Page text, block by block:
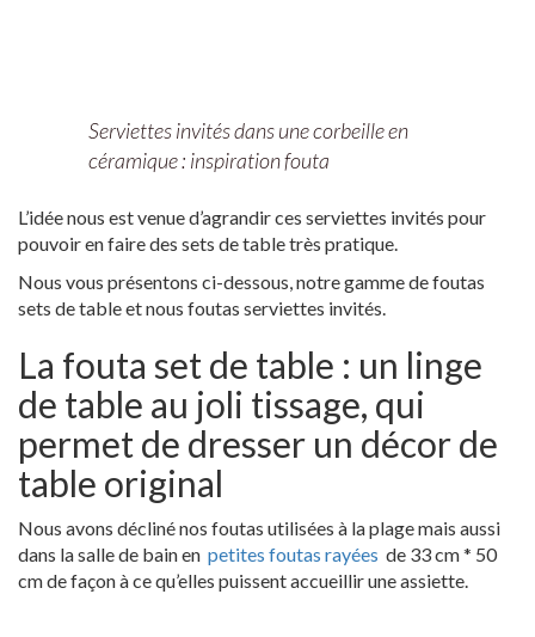
Serviettes invités dans une corbeille en
céramique : inspiration fouta
L’idée nous est venue d’agrandir ces serviettes invités pour
pouvoir en faire des sets de table très pratique.
Nous vous présentons ci-dessous, notre gamme de foutas
sets de table et nous foutas serviettes invités.
La fouta set de table : un linge
de table au joli tissage, qui
permet de dresser un décor de
table original
Nous avons décliné nos foutas utilisées à la plage mais aussi
dans la salle de bain en petites foutas rayées de 33 cm * 50
cm de façon à ce qu’elles puissent accueillir une assiette.